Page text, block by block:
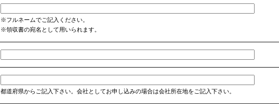
※フルネームでご記入ください。
※領収書の宛名として用いられます。
都道府県からご記入下さい。会社としてお申し込みの場合は会社所在地をご記入下さい。